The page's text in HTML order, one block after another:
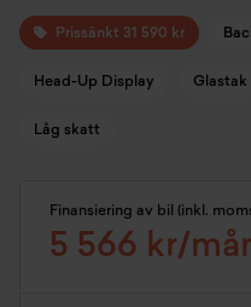
Prissänkt 31 590 kr
Head-Up Display Glastak
Låg skatt
Finansiering av bil (inkl.
5 566 kr/